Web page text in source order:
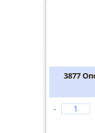
3877
-